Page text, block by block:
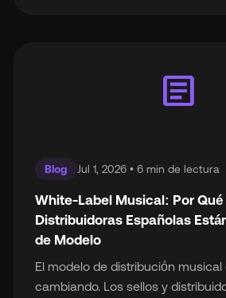
article
Blog Jul 1, 2026 • 6 min de lectura
White-Label Musical: Por Qué
Distribuidoras Españolas
de Modelo
El modelo de distribución musical
cambiando. Los sellos y